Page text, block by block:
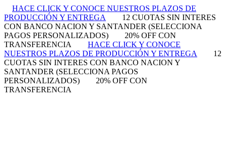
HACE CLICK Y CONOCE NUESTROS PLAZOS DE
PRODUCCIÓN Y ENTREGA
12 CUOTAS SIN INTERES
CON BANCO NACION Y SANTANDER (SELECCIONA
PAGOS PERSONALIZADOS)
20% OFF CON
TRANSFERENCIA
HACE CLICK Y CONOCE
NUESTROS PLAZOS DE PRODUCCIÓN Y ENTREGA
12
CUOTAS SIN INTERES CON BANCO NACION Y
SANTANDER (SELECCIONA PAGOS
PERSONALIZADOS)
20% OFF CON
TRANSFERENCIA